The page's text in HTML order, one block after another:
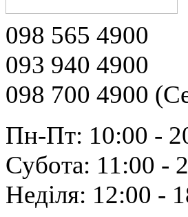
098 565 4900
093 940 4900
098 700 4900
Пн-Пт: 10:00 -
Субота: 11:00 -
Неділя: 12:00 -